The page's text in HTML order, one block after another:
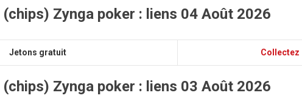
(chips) Zynga poker : liens 04 Août 2026
Jetons gratuit Collectez
(chips) Zynga poker : liens 03 Août 2026